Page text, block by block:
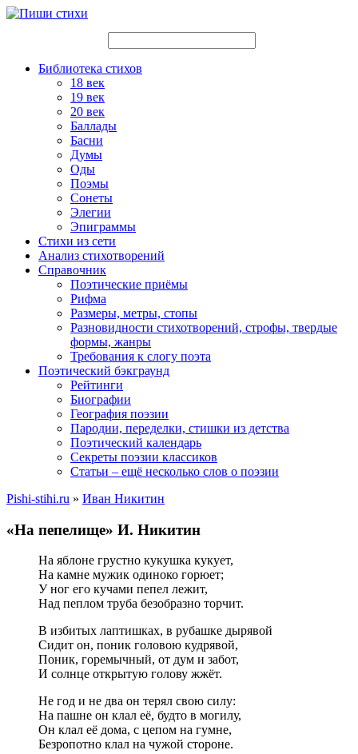
Библиотека стихов
18 век
19 век
20 век
Баллады
Басни
Думы
Оды
Поэмы
Сонеты
Элегии
Эпиграммы
Стихи из сети
Анализ стихотворений
Справочник
Поэтические приёмы
Рифма
Размеры, метры, стопы
Разновидности стихотворений, строфы, твердые
формы, жанры
Требования к слогу поэта
Поэтический бэкграунд
Рейтинги
Биографии
География поэзии
Пародии, переделки, стишки из детства
Поэтический календарь
Секреты поэзии классиков
Статьи – ещё несколько слов о поэзии
Pishi-stihi.ru » Иван Никитин
«На пепелище» И. Никитин
На яблоне грустно кукушка кукует,
На камне мужик одиноко горюет;
У ног его кучами пепел лежит,
Над пеплом труба безобразно торчит.
В избитых лаптишках, в рубашке дырявой
Сидит он, поник головою кудрявой,
Поник, горемычный, от дум и забот,
И солнце открытую голову жжёт.
Не год и не два он терял свою силу:
На пашне он клал её, будто в могилу,
Он клал её дома, с цепом на гумне,
Безропотно клал на чужой стороне.